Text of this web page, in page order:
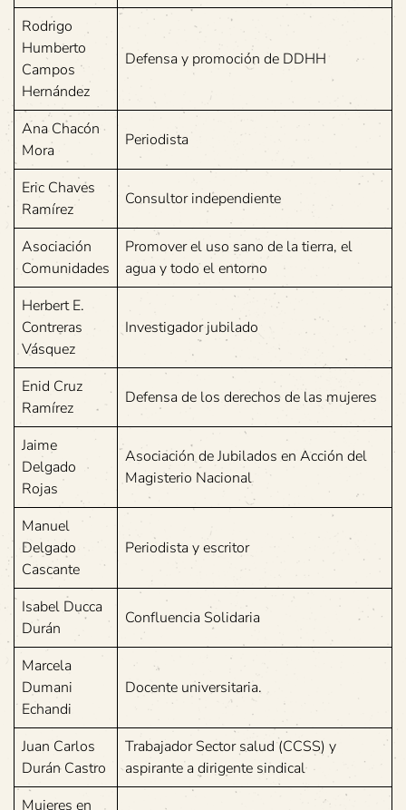
Rodrigo
Humberto
Campos
Hernández
Defensa y promoción de DDHH
Ana Chacón
Mora
Periodista
Eric Chaves
Ramírez
Consultor independiente
Asociación
Comunidades
Promover el uso sano de la tierra, el
agua y todo el entorno
Herbert E.
Contreras
Vásquez
Investigador jubilado
Enid Cruz
Ramírez
Defensa de los derechos de las mujeres
Jaime
Delgado
Rojas
Asociación de Jubilados en Acción del
Magisterio Nacional
Manuel
Delgado
Cascante
Periodista y escritor
Isabel Ducca
Durán
Confluencia Solidaria
Marcela
Dumani
Echandi
Docente universitaria.
Juan Carlos
Durán Castro
Trabajador Sector salud (CCSS) y
aspirante a dirigente sindical
Mujeres en